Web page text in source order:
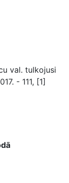
val. tulkojusi
- 111, [1]